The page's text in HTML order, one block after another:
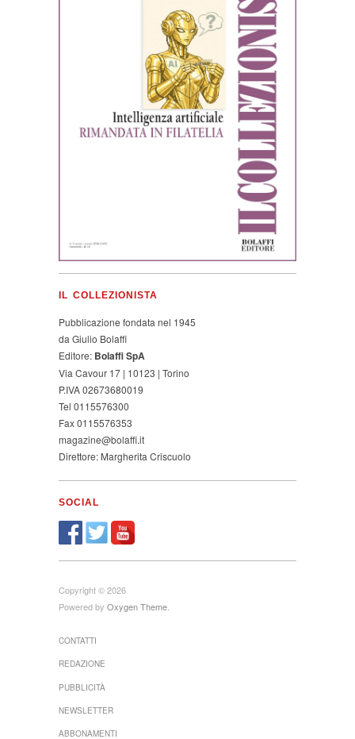
IL COLLEZIONISTA
Pubblicazione fondata nel 1945
da Giulio Bolaffi
Editore: Bolaffi SpA
Via Cavour 17 | 10123 | Torino
P.IVA 02673680019
Tel 0115576300
Fax 0115576353
magazine@bolaffi.it
Direttore: Margherita Criscuolo
SOCIAL
Copyright © 2026
Powered by Oxygen Theme
CONTATTI
REDAZIONE
PUBBLICITÀ
NEWSLETTER
ABBONAMENTI